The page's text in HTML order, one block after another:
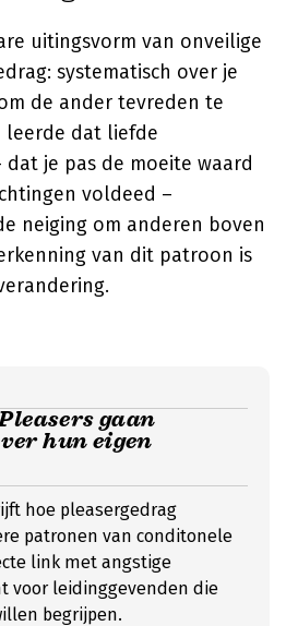
uitingsvorm van onveilige
systematisch over je
de ander tevreden te
leerde dat liefde
je pas de moeite waard
voldeed –
neiging om anderen boven
van dit patroon is
gaan
hun eigen
hoe pleasergedrag
patronen van conditonele
link met angstige
voor leidinggevenden die
begrijpen.